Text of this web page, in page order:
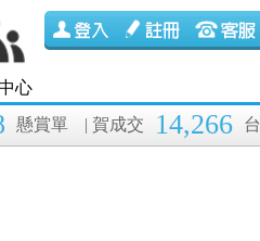
心
| 賀成交
14,266 台
懸賞單